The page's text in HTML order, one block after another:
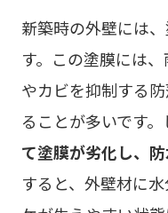
新築時の外壁には
す。この塗膜には
やカビを抑制する
ることが多いです。
て塗膜が劣化し、
すると、外壁材に